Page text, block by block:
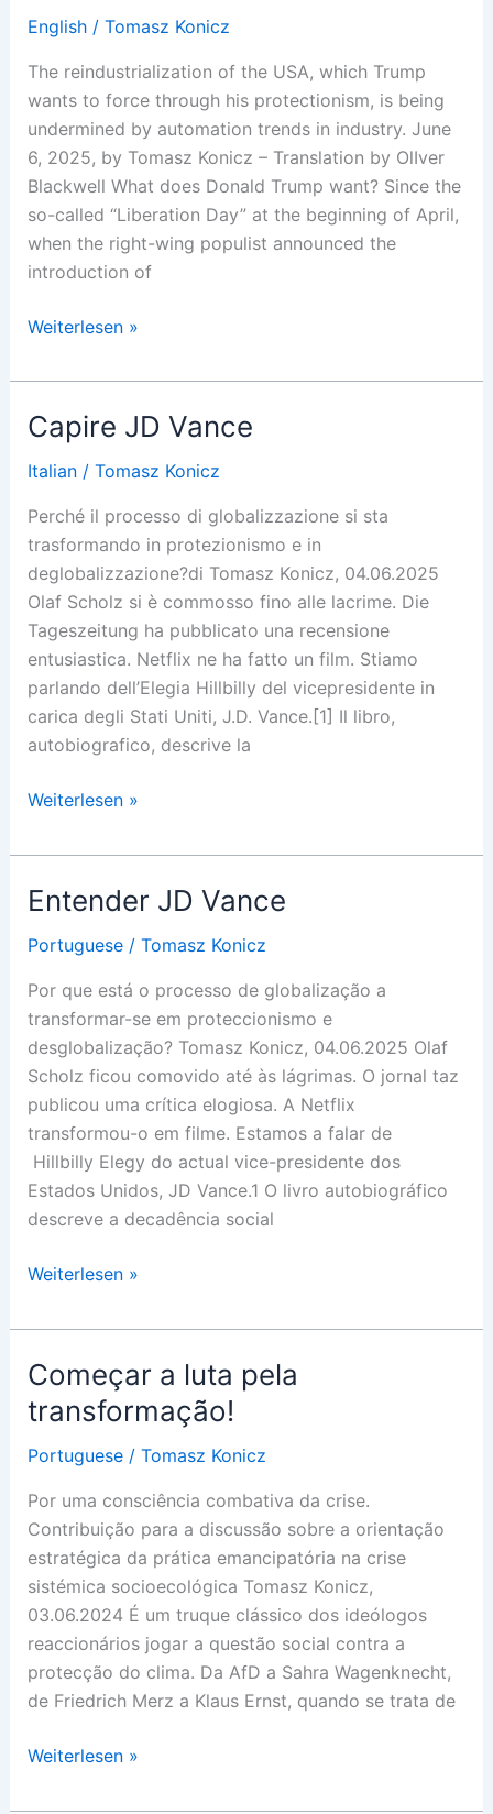
English/ Tomasz Konicz
The reindustrialization of the USA, which Trump
wants to force through his protectionism, is being
undermined by automation trends in industry. June
6, 2025, by Tomasz Konicz – Translation by OlIver
Blackwell What does Donald Trump want? Since the
so-called “Liberation Day” at the beginning of April,
when the right-wing populist announced the
introduction of
Trump
the
Inner
Barrier
of
Weiterlesen »
Capire JD Vance
Italian/ Tomasz Konicz
Perché il processo di globalizzazione si sta
trasformando in protezionismo e in
deglobalizzazione?di Tomasz Konicz, 04.06.2025
Olaf Scholz si è commosso fino alle lacrime. Die
Tageszeitung ha pubblicato una recensione
entusiastica. Netflix ne ha fatto un film. Stiamo
parlando dell’Elegia Hillbilly del vicepresidente in
carica degli Stati Uniti, J.D. Vance.[1] Il libro,
autobiografico, descrive la
Capire
Vance
Weiterlesen »
Entender JD Vance
Portuguese/ Tomasz Konicz
Por que está o processo de globalização a
transformar-se em proteccionismo e
desglobalização? Tomasz Konicz, 04.06.2025 Olaf
Scholz ficou comovido até às lágrimas. O jornal taz
publicou uma crítica elogiosa. A Netflix
transformou-o em filme. Estamos a falar de
Hillbilly Elegy do actual vice-presidente dos
Estados Unidos, JD Vance.1 O livro autobiográfico
descreve a decadência social
Entender
Vance
Weiterlesen »
Começar a luta pela
transformação!
Portuguese/ Tomasz Konicz
Por uma consciência combativa da crise.
Contribuição para a discussão sobre a orientação
estratégica da prática emancipatória na crise
sistémica socioecológica Tomasz Konicz,
03.06.2024 É um truque clássico dos ideólogos
reaccionários jogar a questão social contra a
protecção do clima. Da AfD a Sahra Wagenknecht,
de Friedrich Merz a Klaus Ernst, quando se trata de
Começar
Weiterlesen »